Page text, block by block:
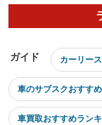
ガイド カーリー
車のサブスクおすす
車買取おすすめラン